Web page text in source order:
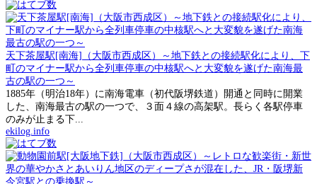
天下茶屋駅[南海]（大阪市西成区）～地下鉄との接続駅化により、下
町のマイナー駅から全列車停車の中核駅へと大変貌を遂げた南海最
古の駅の一つ～
1885年（明治18年）に南海電車（初代阪堺鉄道）開通と同時に開業
した、南海最古の駅の一つで、３面４線の高架駅。長らく各駅停車
のみが止まる下...
ekilog.info